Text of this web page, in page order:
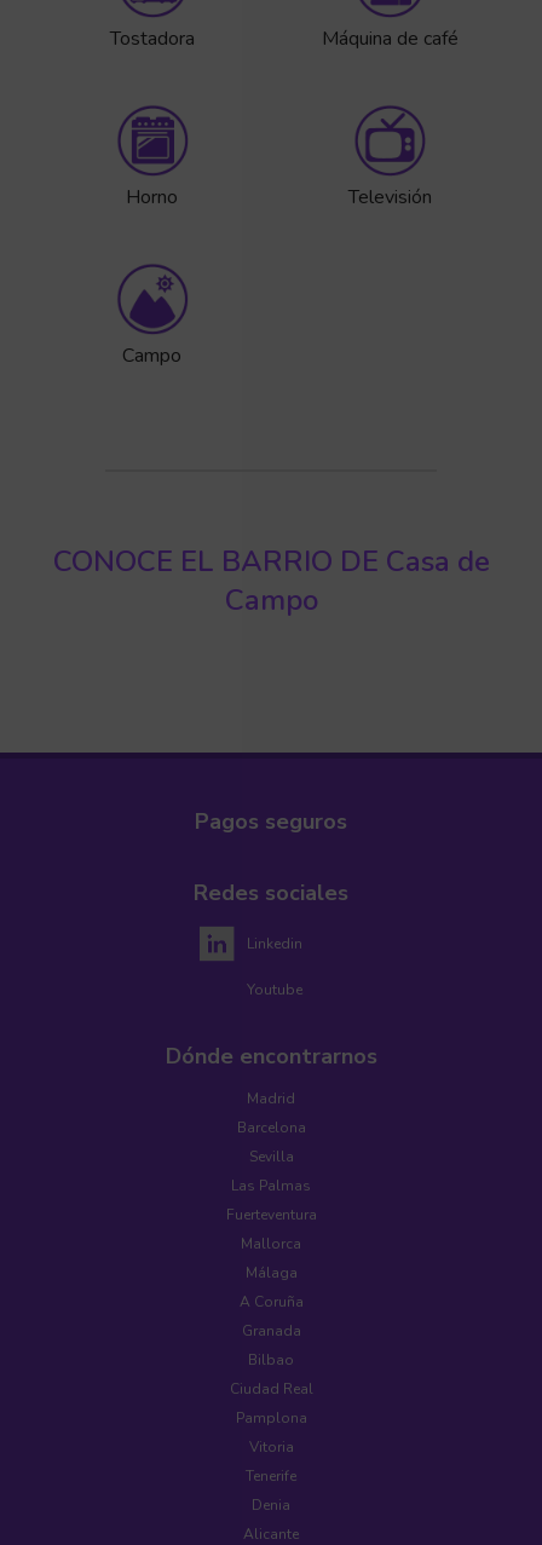
Tostadora Máquina de café
Horno Televisión
Campo
CONOCE EL BARRIO DE Casa de
Campo
Pagos seguros
Redes sociales
Linkedin
Youtube
Dónde encontrarnos
Madrid
Barcelona
Sevilla
Las Palmas
Fuerteventura
Mallorca
Málaga
A Coruña
Granada
Bilbao
Ciudad Real
Pamplona
Vitoria
Tenerife
Denia
Alicante